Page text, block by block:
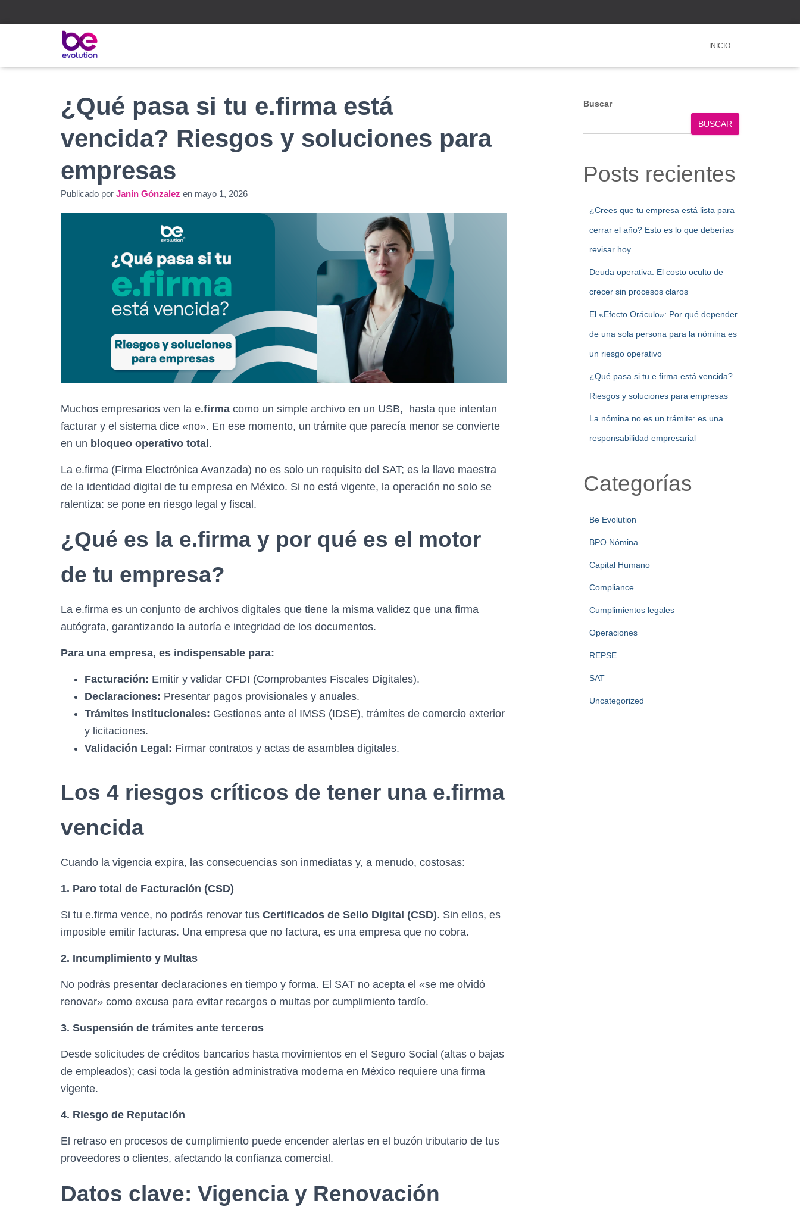
INICIO
¿Qué pasa si tu e.firma está
vencida? Riesgos y soluciones para
empresas
Publicado por Janin Gónzalez en mayo 1, 2026
Muchos empresarios ven la e.firma como un simple archivo en un USB, hasta que intentan
facturar y el sistema dice «no». En ese momento, un trámite que parecía menor se convierte
en un bloqueo operativo total .
La e.firma (Firma Electrónica Avanzada) no es solo un requisito del SAT; es la llave maestra
de la identidad digital de tu empresa en México. Si no está vigente, la operación no solo se
ralentiza: se pone en riesgo legal y fiscal.
¿Qué es la e.firma y por qué es el motor
de tu empresa?
La e.firma es un conjunto de archivos digitales que tiene la misma validez que una firma
autógrafa, garantizando la autoría e integridad de los documentos.
Para una empresa, es indispensable para:
Facturación: Emitir y validar CFDI (Comprobantes Fiscales Digitales).
Declaraciones: Presentar pagos provisionales y anuales.
Trámites institucionales: Gestiones ante el IMSS (IDSE), trámites de comercio exterior
y licitaciones.
Validación Legal: Firmar contratos y actas de asamblea digitales.
Los 4 riesgos críticos de tener una e.firma
vencida
Cuando la vigencia expira, las consecuencias son inmediatas y, a menudo, costosas:
1. Paro total de Facturación (CSD)
Si tu e.firma vence, no podrás renovar tus Certificados de Sello Digital (CSD). Sin ellos, es
imposible emitir facturas. Una empresa que no factura, es una empresa que no cobra.
2. Incumplimiento y Multas
No podrás presentar declaraciones en tiempo y forma. El SAT no acepta el «se me olvidó
renovar» como excusa para evitar recargos o multas por cumplimiento tardío.
3. Suspensión de trámites ante terceros
Desde solicitudes de créditos bancarios hasta movimientos en el Seguro Social (altas o bajas
de empleados); casi toda la gestión administrativa moderna en México requiere una firma
vigente.
4. Riesgo de Reputación
El retraso en procesos de cumplimiento puede encender alertas en el buzón tributario de tus
proveedores o clientes, afectando la confianza comercial.
Datos clave: Vigencia y Renovación
Buscar
BUSCAR
Posts recientes
¿Crees que tu empresa está lista para
cerrar el año? Esto es lo que deberías
revisar hoy
Deuda operativa: El costo oculto de
crecer sin procesos claros
El «Efecto Oráculo»: Por qué depender
de una sola persona para la nómina es
un riesgo operativo
¿Qué pasa si tu e.firma está vencida?
Riesgos y soluciones para empresas
La nómina no es un trámite: es una
responsabilidad empresarial
Categorías
Be Evolution
BPO Nómina
Capital Humano
Compliance
Cumplimientos legales
Operaciones
REPSE
SAT
Uncategorized